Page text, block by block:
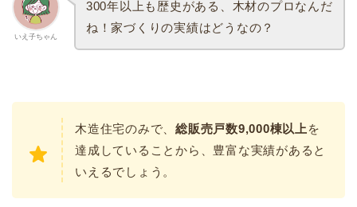
いえ子ちゃん
300年以上も歴史がある、木材のプロなんだ
ね！家づくりの実績はどうなの？
木造住宅のみで、総販売戸数9,000棟以上 を
達成していることから、豊富な実績があると
いえるでしょう。